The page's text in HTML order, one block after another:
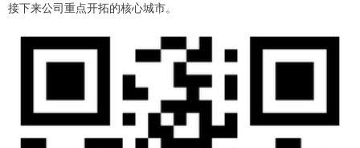
接下来公司重点开拓的核心城市。